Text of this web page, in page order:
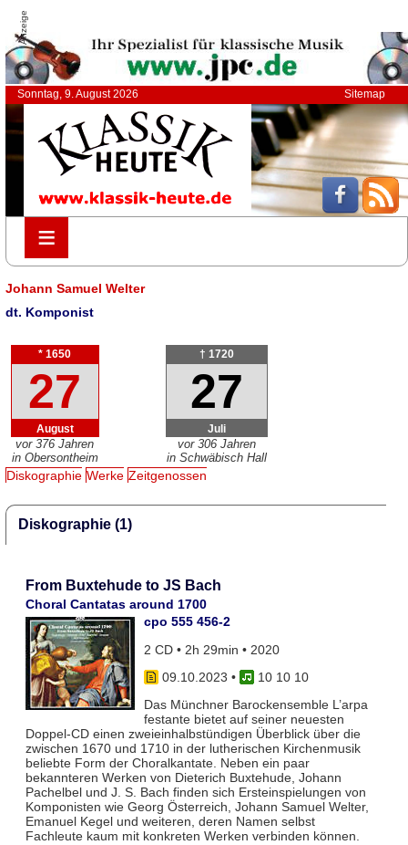
Anzeige
Sonntag, 9. August 2026 Sitemap
≡
≡
Johann Samuel Welter
dt. Komponist
* 1650
27
August
vor 376 Jahren
in Obersontheim
† 1720
27
Juli
vor 306 Jahren
in Schwäbisch Hall
Diskographie Werke Zeitgenossen
Diskographie (1)
From Buxtehude to JS Bach
Choral Cantatas around 1700
cpo 555 456-2
2 CD • 2h 29min • 2020
09.10.2023 •
10 10 10
Das Münchner Barockensemble L’arpa
festante bietet auf seiner neuesten
Doppel-CD einen zweieinhalbstündigen Überblick über die
zwischen 1670 und 1710 in der lutherischen Kirchenmusik
beliebte Form der Choralkantate. Neben ein paar
bekannteren Werken von Dieterich Buxtehude, Johann
Pachelbel und J. S. Bach finden sich Ersteinspielungen von
Komponisten wie Georg Österreich, Johann Samuel Welter,
Emanuel Kegel und weiteren, deren Namen selbst
Fachleute kaum mit konkreten Werken verbinden können.